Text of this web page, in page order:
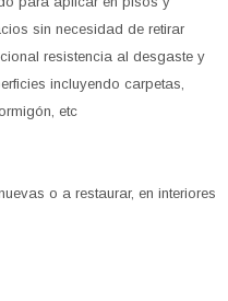
sin necesidad de retirar
resistencia al desgaste y
incluyendo carpetas,
etc
o a restaurar, en interiores